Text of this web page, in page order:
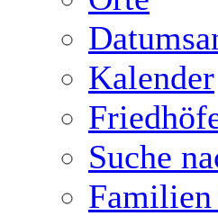
Kalender
Suche
Familien